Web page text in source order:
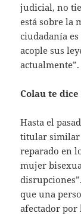
judicial, no
está sobre la
ciudadanía
acople sus
actualmente”.
Colau te
Hasta el
titular similar
reparado en
mujer
que una
afectador por